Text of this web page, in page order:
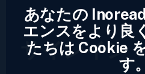
サインイン
あなたの
エンスをより良
たちは Cookie
す。